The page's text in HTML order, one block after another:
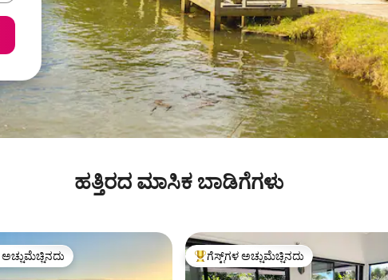
ಹತ್ತಿರದ ಮಾಸಿಕ ಬಾಡಿಗೆಗಳು
ಹೆಚ್ಚು ಅಚ್ಚುಮೆಚ್ಚಿನದು ಗೆಸ್ಟ್‌ಗಳಿಗೆ ಅತಿ ಹೆಚ್ಚು ಅಚ್ಚುಮೆಚ್ಚಿನದು
ಗೆಸ್ಟ್‌ಗಳ ಅಚ್ಚುಮೆಚ್ಚಿನದು